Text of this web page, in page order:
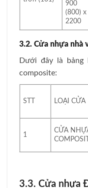
900
(800) x
2200
3.2. Cửa nhựa nhà
Dưới đây là bảng
composite:
STT LOẠI CỬA
1
CỬA
3.3. Cửa nhựa